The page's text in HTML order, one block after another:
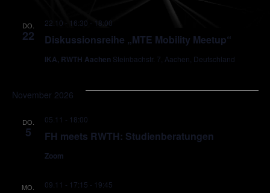
DO.
22 Diskussionsreihe „MTE Mobility Meetup“
22.10 - 16:30 - 18:00
IKA, RWTH Aachen Steinbachstr. 7, Aachen, Deutschland
November 2026
DO.
5 FH meets RWTH: Studienberatungen
05.11 - 18:00
Zoom
MO. 09.11 - 17:15 - 19:45